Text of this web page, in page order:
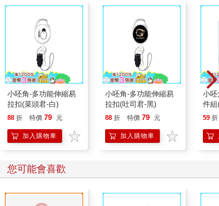
小呸角-多功能伸縮易
拉扣(菜頭君-白)
88 折 特價 79 元
加入購物車
小呸角-多功能伸縮易
拉扣(吐司君-黑)
88 折 特價 79 元
加入購物車
小
件
59 折
您可能會喜歡